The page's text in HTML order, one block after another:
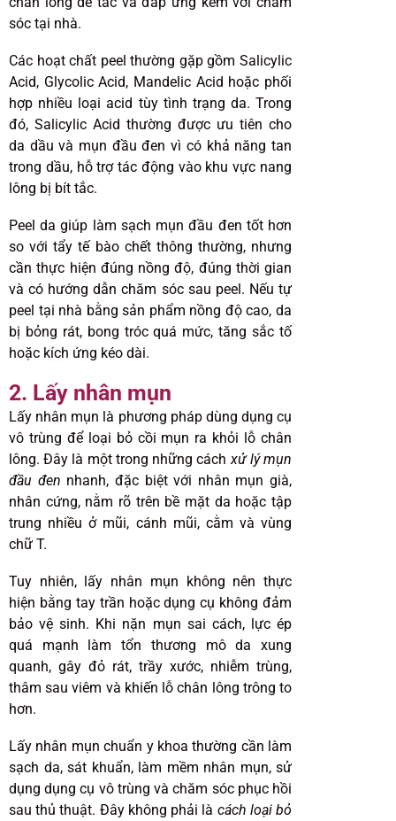
sóc tại nhà.
Các hoạt chất peel thường gặp gồm Salicylic
Acid, Glycolic Acid, Mandelic Acid hoặc phối
hợp nhiều loại acid tùy tình trạng da. Trong
đó, Salicylic Acid thường được ưu tiên cho
da dầu và mụn đầu đen vì có khả năng tan
trong dầu, hỗ trợ tác động vào khu vực nang
lông bị bít tắc.
Peel da giúp làm sạch mụn đầu đen tốt hơn
so với tẩy tế bào chết thông thường, nhưng
cần thực hiện đúng nồng độ, đúng thời gian
và có hướng dẫn chăm sóc sau peel. Nếu tự
peel tại nhà bằng sản phẩm nồng độ cao, da
bị bỏng rát, bong tróc quá mức, tăng sắc tố
hoặc kích ứng kéo dài.
2. Lấy nhân mụn
Lấy nhân mụn là phương pháp dùng dụng cụ
vô trùng để loại bỏ cồi mụn ra khỏi lỗ chân
lông. Đây là một trong những cáchxử lý mụn
đầu đen nhanh, đặc biệt với nhân mụn già,
nhân cứng, nằm rõ trên bề mặt da hoặc tập
trung nhiều ở mũi, cánh mũi, cằm và vùng
chữ T.
Tuy nhiên, lấy nhân mụn không nên thực
hiện bằng tay trần hoặc dụng cụ không đảm
bảo vệ sinh. Khi nặn mụn sai cách, lực ép
quá mạnh làm tổn thương mô da xung
quanh, gây đỏ rát, trầy xước, nhiễm trùng,
thâm sau viêm và khiến lỗ chân lông trông to
hơn.
Lấy nhân mụn chuẩn y khoa thường cần làm
sạch da, sát khuẩn, làm mềm nhân mụn, sử
dụng dụng cụ vô trùng và chăm sóc phục hồi
sau thủ thuật. Đây không phải là cách loại bỏ